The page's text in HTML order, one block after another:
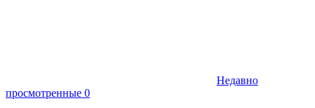
Недавно
просмотренные 0